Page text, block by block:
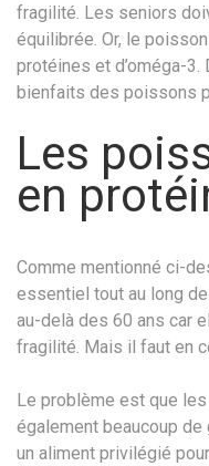
fragilité. Les seniors
équilibrée. Or, le
protéines et d’oméga-
bienfaits des poissons
Les
en
Comme mentionné ci-
essentiel tout au long
au-delà des 60 ans car
fragilité. Mais il faut en
Le problème est que
également beaucoup
un aliment privilégié